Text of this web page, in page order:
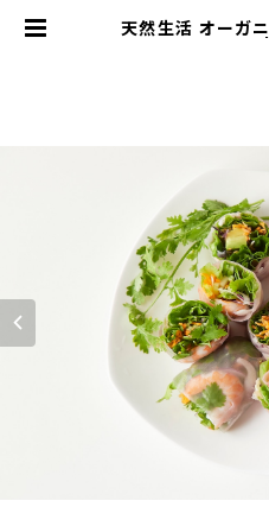
天然生活 オーガ